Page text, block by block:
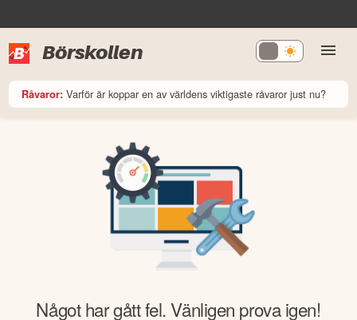
Börskollen
Råvaror: Varför är koppar en av världens viktigaste råvaror just nu?
Något har gått fel. Vänligen prova igen!